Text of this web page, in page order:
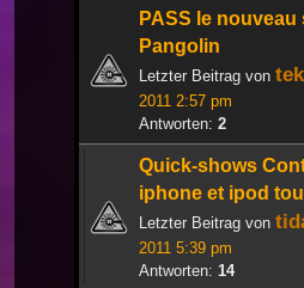
PASS le nouveau
Pangolin
Letzter Beitrag von
2011 2:57 pm
Antworten: 2
Quick-shows
iphone et ipod
Letzter Beitrag von
2011 5:39 pm
Antworten: 14